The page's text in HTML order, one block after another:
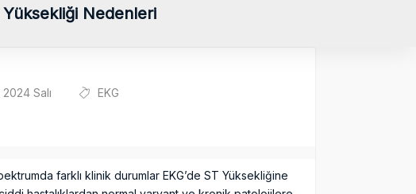
Nedenleri
Salı EKG
farklı klinik durumlar EKG’de ST Yüksekliğine